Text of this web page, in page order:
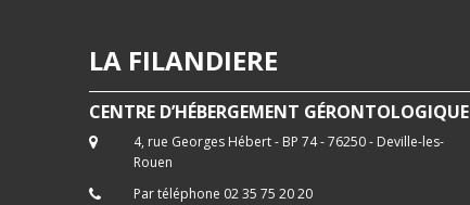
LA FILANDIERE
CENTRE D’HÉBERGEMENT GÉRONTOLOGIQUE
4, rue Georges Hébert - BP 74 - 76250 - Deville-les-
Rouen
Par téléphone 02 35 75 20 20